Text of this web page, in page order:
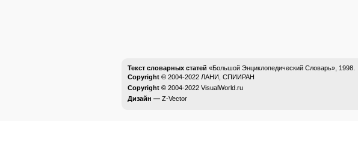
Текст словарных статей «Большой Энциклопедический Словарь», 1998.
Copyright © 2004-2022 ЛАНИ, СПИИРАН
Copyright © 2004-2022 VisualWorld.ru
Дизайн — Z-Vector